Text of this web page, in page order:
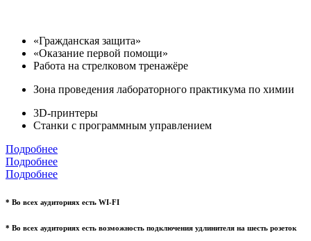
«Гражданская защита»
«Оказание первой помощи»
Работа на стрелковом тренажёре
Зона проведения лабораторного практикума по химии
3D-принтеры
Станки с программным управлением
Подробнее
Подробнее
Подробнее
* Во всех аудиториях есть WI-FI
* Во всех аудиториях есть возможность подключения удлинителя на шесть розеток